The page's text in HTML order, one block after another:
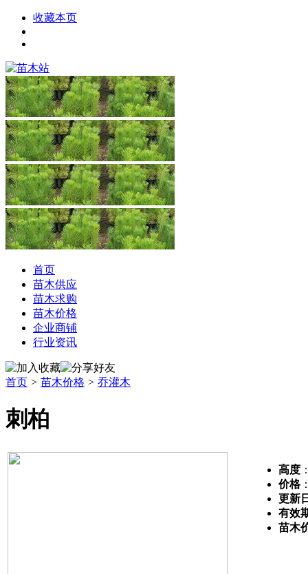
收藏本页
首页
苗木供应
苗木求购
苗木价格
企业商铺
行业资讯
首页 > 苗木价格 > 乔灌木
刺柏
高度
价格
更新
有效
苗木